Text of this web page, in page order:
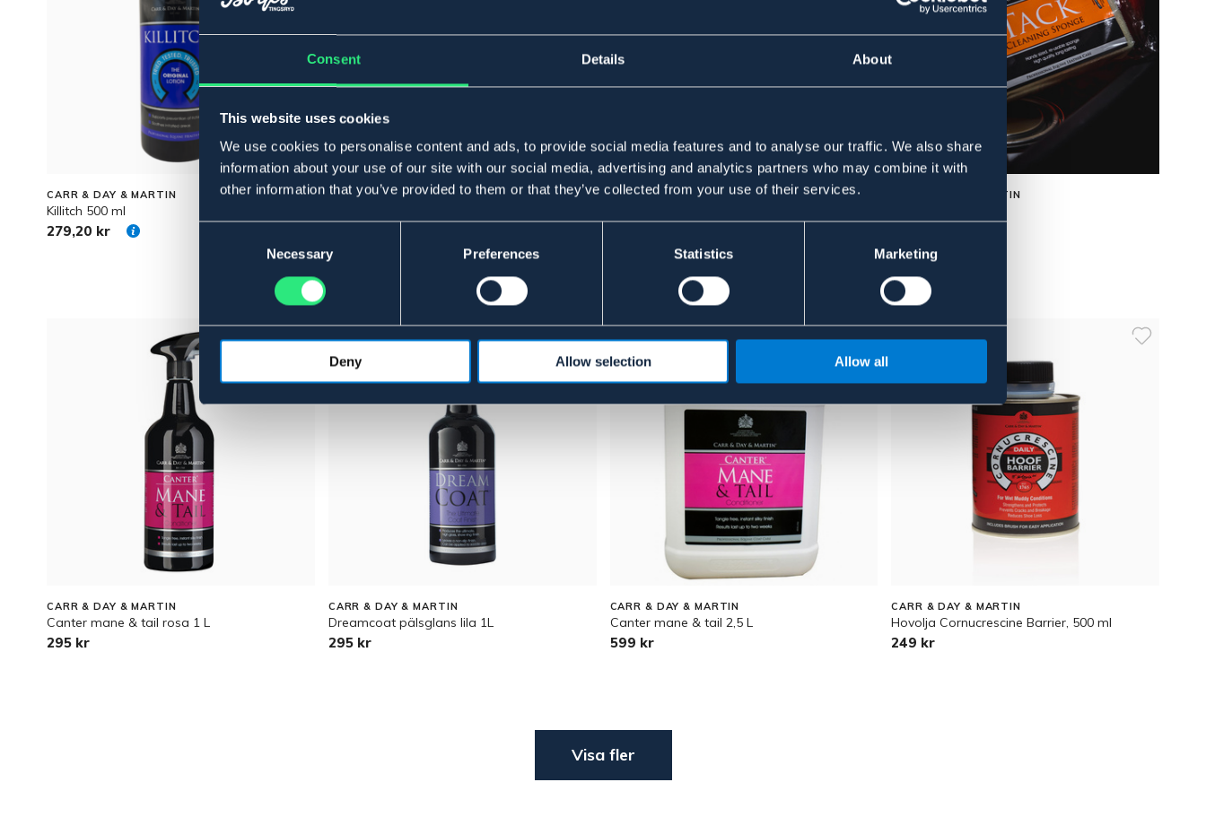
Consent Details About
This website uses cookies
We use cookies to personalise content and ads, to provide social media features and to analyse our traffic. We also share
information about your use of our site with our social media, advertising and analytics partners who may combine it with
other information that you’ve provided to them or that they’ve collected from your use of their services.
Necessary Preferences Statistics Marketing
Deny Allow selection Allow all
CARR & DAY & MARTIN
Killitch 500 ml
279,20 kr
CARR & DAY & MARTIN CARR & DAY & MARTIN CARR & DAY & MARTIN
CARR & DAY & MARTIN
Canter mane & tail rosa 1 L
295 kr
CARR & DAY & MARTIN
Dreamcoat pälsglans lila 1L
295 kr
CARR & DAY & MARTIN
Canter mane & tail 2,5 L
599 kr
CARR & DAY & MARTIN
Hovolja Cornucrescine Barrier, 500 ml
249 kr
Visa fler